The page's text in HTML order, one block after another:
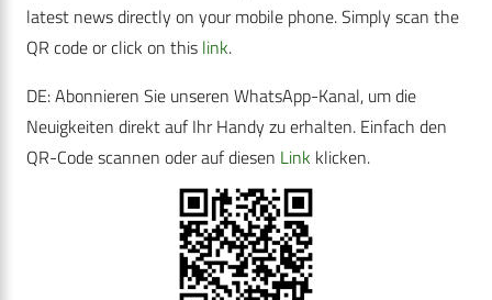
latest news directly on your mobile phone. Simply scan the
QR code or click on this link.
DE: Abonnieren Sie unseren WhatsApp-Kanal, um die
Neuigkeiten direkt auf Ihr Handy zu erhalten. Einfach den
QR-Code scannen oder auf diesen Link klicken.